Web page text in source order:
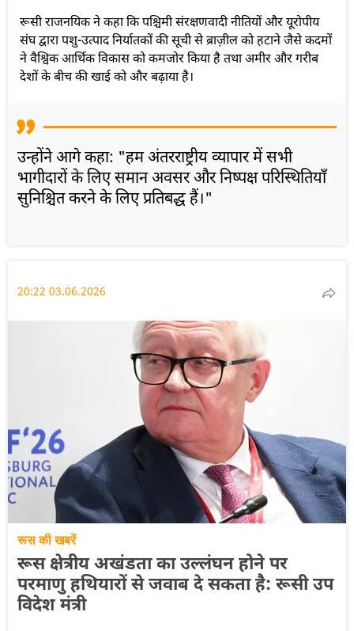
रूसी राजनयिक ने कहा कि पश्चिमी संरक्षणवादी नीतियों और यूरोपीय
संघ द्वारा पशु-उत्पाद निर्यातकों की सूची से ब्राज़ील को हटाने जैसे कदमों
ने वैश्विक आर्थिक विकास को कमजोर किया है तथा अमीर और गरीब
देशों के बीच की खाई को और बढ़ाया है।
उन्होंने आगे कहा: "हम अंतरराष्ट्रीय व्यापार में सभी
भागीदारों के लिए समान अवसर और निष्पक्ष परिस्थितियाँ
सुनिश्चित करने के लिए प्रतिबद्ध हैं।"
20:22 03.06.2026
रूस की खबरें
रूस क्षेत्रीय अखंडता का उल्लंघन होने पर
परमाणु हथियारों से जवाब दे सकता है: रूसी उप
विदेश मंत्री